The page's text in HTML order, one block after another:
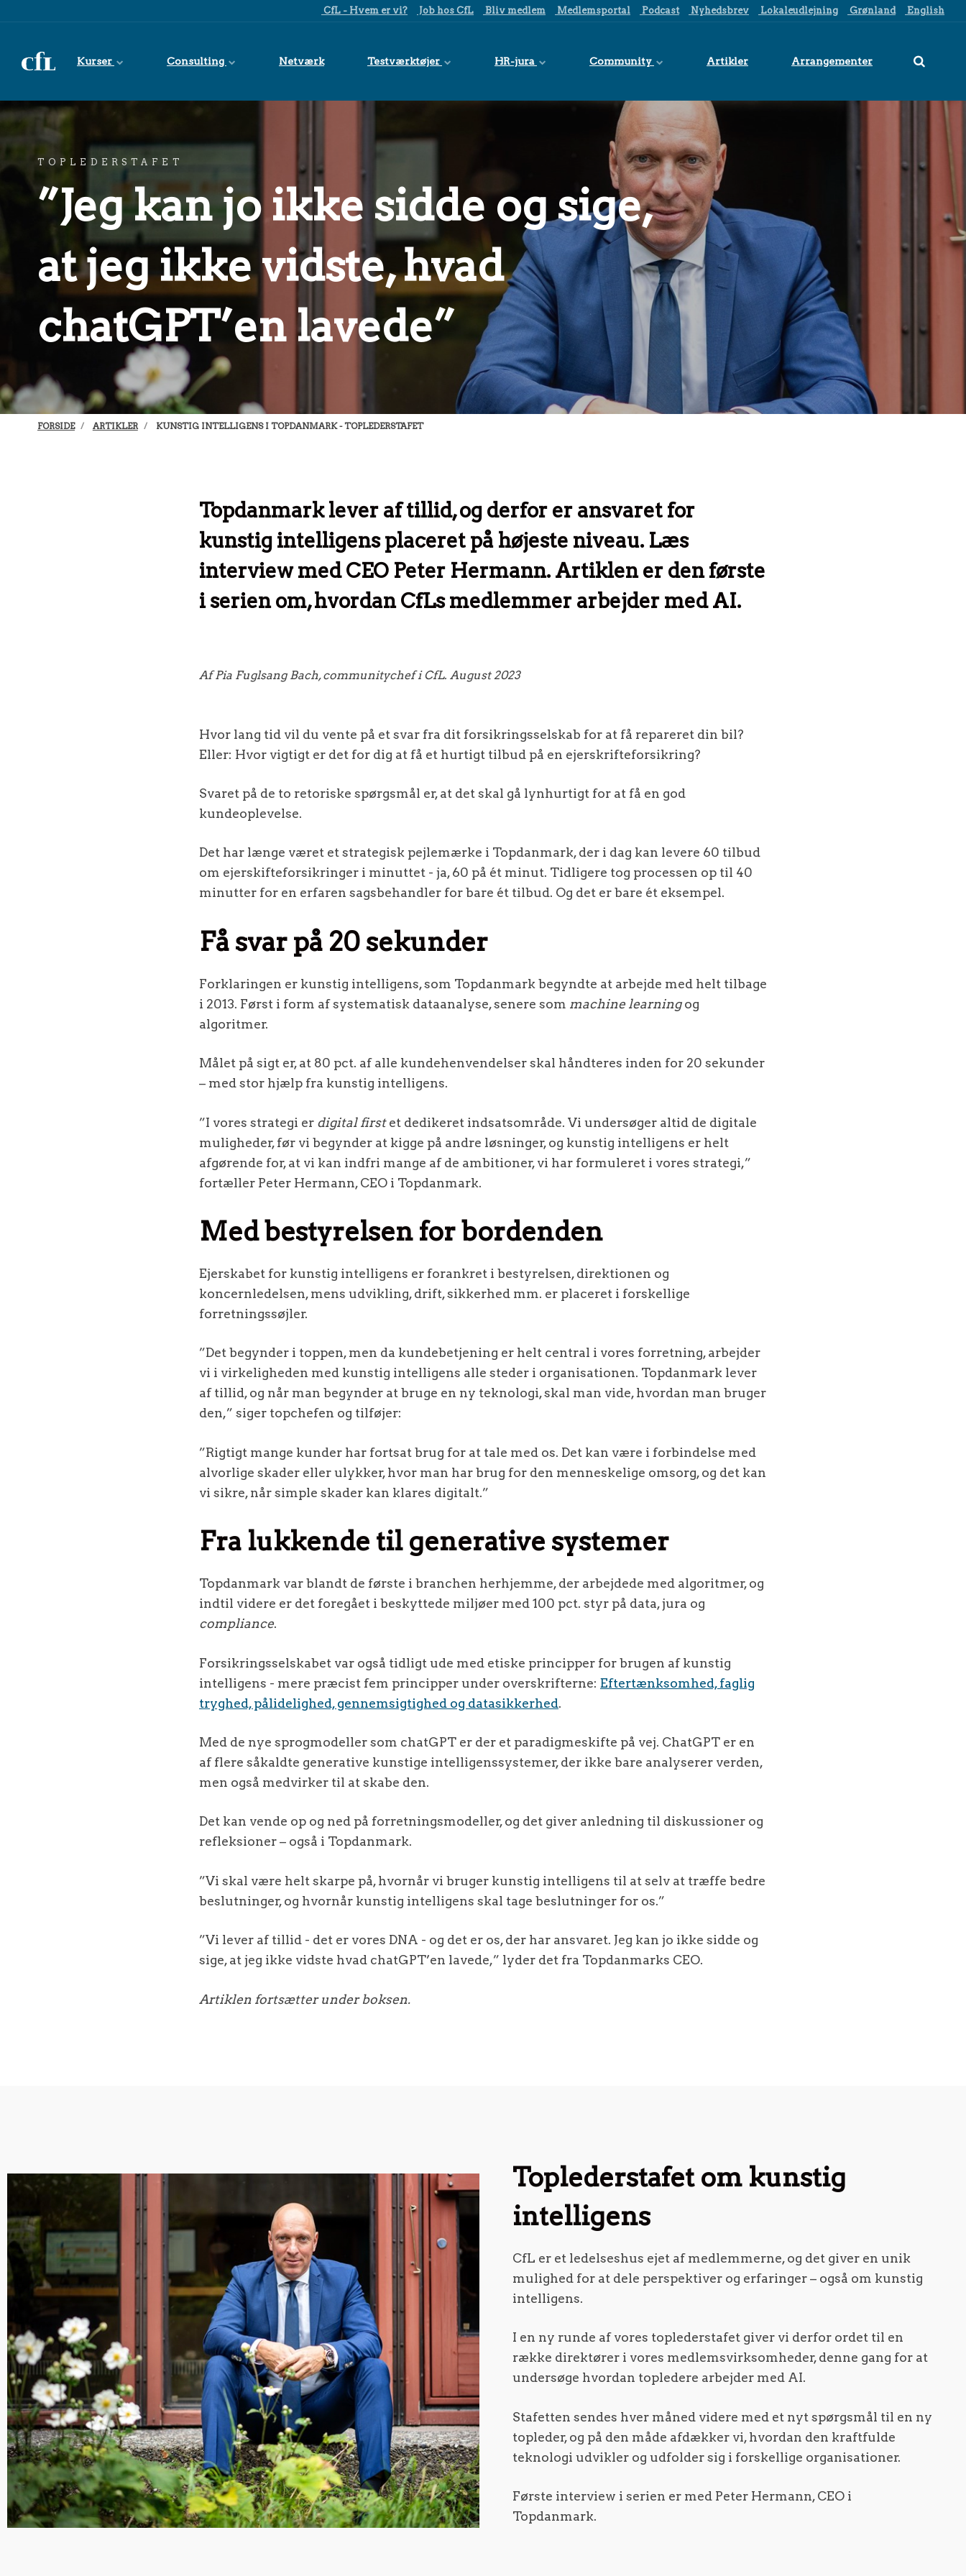
CfL - Hvem er vi? Job hos CfL Bliv medlem Medlemsportal Podcast Nyhedsbrev Lokaleudlejning Grønland English
Kurser Consulting Netværk Testværktøjer HR-jura Community Artikler Arrangementer
TOPLEDERSTAFET
”Jeg kan jo ikke sidde og sige,
at jeg ikke vidste, hvad
chatGPT’en lavede”
FORSIDE ARTIKLER KUNSTIG INTELLIGENS I TOPDANMARK - TOPLEDERSTAFET
Topdanmark lever af tillid, og derfor er ansvaret for
kunstig intelligens placeret på højeste niveau. Læs
interview med CEO Peter Hermann. Artiklen er den første
i serien om, hvordan CfLs medlemmer arbejder med AI.
Af Pia Fuglsang Bach, communitychef i CfL. August 2023
Hvor lang tid vil du vente på et svar fra dit forsikringsselskab for at få repareret din bil?
Eller: Hvor vigtigt er det for dig at få et hurtigt tilbud på en ejerskrifteforsikring?
Svaret på de to retoriske spørgsmål er, at det skal gå lynhurtigt for at få en god
kundeoplevelse.
Det har længe været et strategisk pejlemærke i Topdanmark, der i dag kan levere 60 tilbud
om ejerskifteforsikringer i minuttet - ja, 60 på ét minut. Tidligere tog processen op til 40
minutter for en erfaren sagsbehandler for bare ét tilbud. Og det er bare ét eksempel.
Få svar på 20 sekunder
Forklaringen er kunstig intelligens, som Topdanmark begyndte at arbejde med helt tilbage
i 2013. Først i form af systematisk dataanalyse, senere som machine learningog
algoritmer.
Målet på sigt er, at 80 pct. af alle kundehenvendelser skal håndteres inden for 20 sekunder
– med stor hjælp fra kunstig intelligens.
”I vores strategi er digital firstet dedikeret indsatsområde. Vi undersøger altid de digitale
muligheder, før vi begynder at kigge på andre løsninger, og kunstig intelligens er helt
afgørende for, at vi kan indfri mange af de ambitioner, vi har formuleret i vores strategi,”
fortæller Peter Hermann, CEO i Topdanmark.
Med bestyrelsen for bordenden
Ejerskabet for kunstig intelligens er forankret i bestyrelsen, direktionen og
koncernledelsen, mens udvikling, drift, sikkerhed mm. er placeret i forskellige
forretningssøjler.
”Det begynder i toppen, men da kundebetjening er helt central i vores forretning, arbejder
vi i virkeligheden med kunstig intelligens alle steder i organisationen. Topdanmark lever
af tillid, og når man begynder at bruge en ny teknologi, skal man vide, hvordan man bruger
den,” siger topchefen og tilføjer:
”Rigtigt mange kunder har fortsat brug for at tale med os. Det kan være i forbindelse med
alvorlige skader eller ulykker, hvor man har brug for den menneskelige omsorg, og det kan
vi sikre, når simple skader kan klares digitalt.”
Fra lukkende til generative systemer
Topdanmark var blandt de første i branchen herhjemme, der arbejdede med algoritmer, og
indtil videre er det foregået i beskyttede miljøer med 100 pct. styr på data, jura og
compliance.
Forsikringsselskabet var også tidligt ude med etiske principper for brugen af kunstig
intelligens - mere præcist fem principper under overskrifterne: Eftertænksomhed, faglig
tryghed, pålidelighed, gennemsigtighed og datasikkerhed.
Med de nye sprogmodeller som chatGPT er der et paradigmeskifte på vej. ChatGPT er en
af flere såkaldte generative kunstige intelligenssystemer, der ikke bare analyserer verden,
men også medvirker til at skabe den.
Det kan vende op og ned på forretningsmodeller, og det giver anledning til diskussioner og
refleksioner – også i Topdanmark.
”Vi skal være helt skarpe på, hvornår vi bruger kunstig intelligens til at selv at træffe bedre
beslutninger, og hvornår kunstig intelligens skal tage beslutninger for os.”
”Vi lever af tillid - det er vores DNA - og det er os, der har ansvaret. Jeg kan jo ikke sidde og
sige, at jeg ikke vidste hvad chatGPT’en lavede,” lyder det fra Topdanmarks CEO.
Artiklen fortsætter under boksen.
Toplederstafet om kunstig
intelligens
CfL er et ledelseshus ejet af medlemmerne, og det giver en unik
mulighed for at dele perspektiver og erfaringer – også om kunstig
intelligens.
I en ny runde af vores toplederstafet giver vi derfor ordet til en
række direktører i vores medlemsvirksomheder, denne gang for at
undersøge hvordan topledere arbejder med AI.
Stafetten sendes hver måned videre med et nyt spørgsmål til en ny
topleder, og på den måde afdækker vi, hvordan den kraftfulde
teknologi udvikler og udfolder sig i forskellige organisationer.
Første interview i serien er med Peter Hermann, CEO i
Topdanmark.